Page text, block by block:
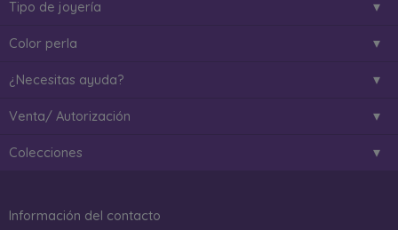
Tipo de joyería
Color perla
¿Necesitas ayuda?
Venta/ Autorización
Colecciones
Información del contacto